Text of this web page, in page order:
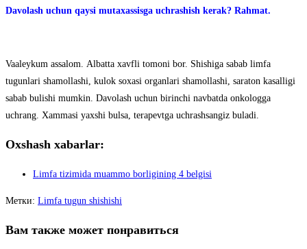
Davolash uchun qaysi mutaxassisga uchrashish kerak? Rahmat.
Vaaleykum assalom. Аlbatta xavfli tomoni bor. Shishiga sabab limfa
tugunlari shamollashi, kulok soxasi organlari shamollashi, saraton kasalligi
sabab bulishi mumkin. Davolash uchun birinchi navbatda onkologga
uchrang. Xammasi yaxshi bulsa, terapevtga uchrashsangiz buladi.
Oxshash xabarlar:
Limfa tizimida muammo borligining 4 belgisi
Метки: Limfa tugun shishishi
Вам также может понравиться